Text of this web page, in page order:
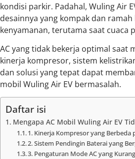
kondisi parkir. Padahal, Wuling Air
desainnya yang kompak dan
kenyamanan, terutama saat cuaca
AC yang tidak bekerja optimal saat
kinerja kompresor, sistem
dan solusi yang tepat dapat
mobil Wuling Air EV bermasalah.
Daftar isi
Mengapa AC Mobil Wuling Air EV
1. Kinerja Kompresor yang Berbeda
2. Sistem Pendingin Baterai yang
3. Pengaturan Mode AC yang